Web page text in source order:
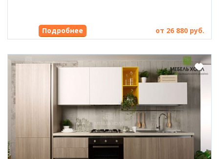
от 26 880 руб.